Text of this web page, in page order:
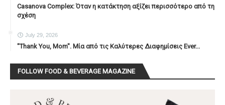
Casanova Complex: Όταν η κατάκτηση αξίζει περισσότερο από τη
σχέση
July 29, 2026
"Thank You, Mοm". Μία από τις Καλύτερες Διαφημίσεις Ever...
FOLLOW FOOD & BEVERAGE MAGAZINE